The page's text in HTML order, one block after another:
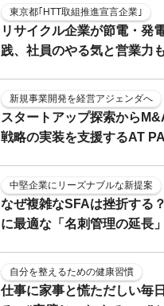
東京都｢HTT取組推進宣言企業｣
リサイクル企業が節電・発
践、社員のやる気と営業力
新規事業開発を経営アジェンダへ
スタートアップ探索から
戦略の実装を支援するAT
中堅企業にリーズナブルな新提案
なぜ複雑なSFAは挫折する
に最適な「名刺管理の延長
自分を整えるための健康習慣
仕事に家事と慌ただしい毎